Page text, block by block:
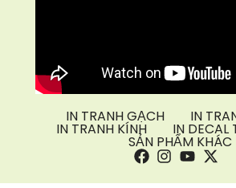
IN TRANH GẠCH IN
IN TRANH KÍNH IN DECAL
SẢN PHẨM KHÁC